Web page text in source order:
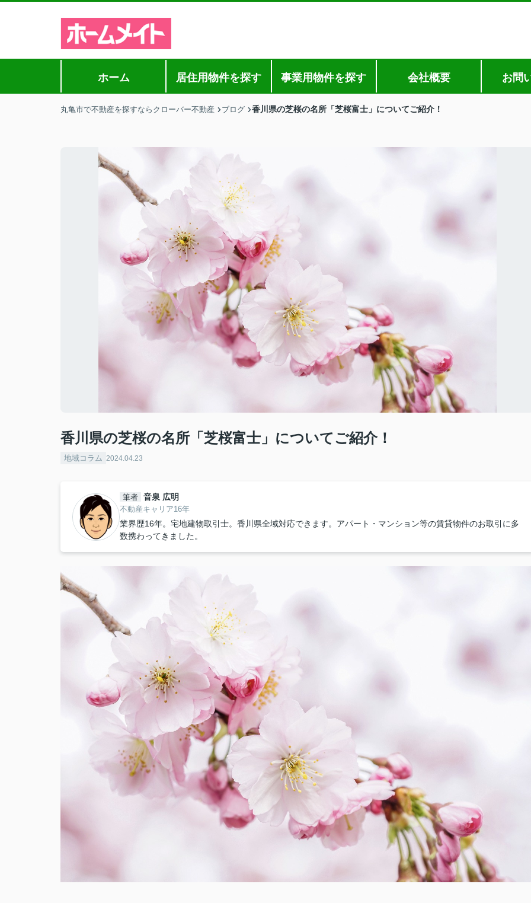
ホーム 居住用物件を探す 事業用物件を探す 会社概要 お問
丸亀市で不動産を探すならクローバー不動産 ブログ 香川県の芝桜の名所「芝桜富士」についてご紹介！
香川県の芝桜の名所「芝桜富士」についてご紹介！
地域コラム 2024.04.23
筆者 音泉 広明
不動産キャリア16年
業界歴16年。宅地建物取引士。香川県全域対応できます。アパート・マンション等の賃貸物件のお取引に多
数携わってきました。